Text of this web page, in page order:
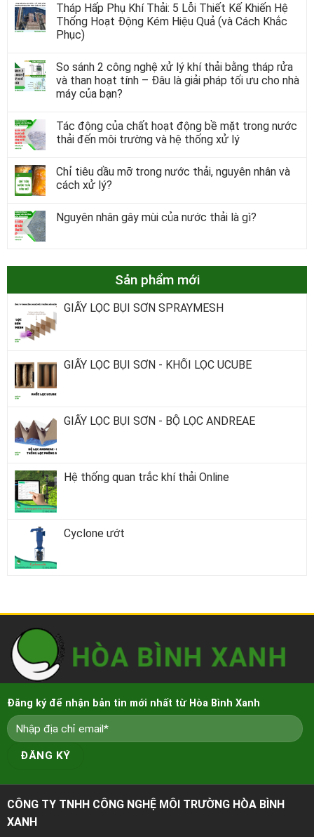
Tháp Hấp Phụ Khí Thải: 5 Lỗi Thiết Kế Khiến Hệ
Thống Hoạt Động Kém Hiệu Quả (và Cách Khắc
Phục)
So sánh 2 công nghệ xử lý khí thải bằng tháp rửa
và than hoạt tính – Đâu là giải pháp tối ưu cho nhà
máy của bạn?
Tác động của chất hoạt động bề mặt trong nước
thải đến môi trường và hệ thống xử lý
Chỉ tiêu dầu mỡ trong nước thải, nguyên nhân và
cách xử lý?
Nguyên nhân gây mùi của nước thải là gì?
Sản phẩm mới
GIẤY LỌC BỤI SƠN SPRAYMESH
GIẤY LỌC BỤI SƠN - KHỐI LỌC UCUBE
GIẤY LỌC BỤI SƠN - BỘ LỌC ANDREAE
Hệ thống quan trắc khí thải Online
Cyclone ướt
Đăng ký để nhận bản tin mới nhất từ Hòa Bình Xanh
CÔNG TY TNHH CÔNG NGHỆ MÔI TRƯỜNG HÒA BÌNH
XANH